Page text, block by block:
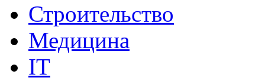
Строительство
Медицина
IT